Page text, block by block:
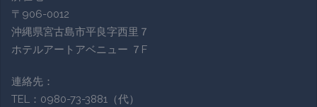
〒906-0012
沖縄県宮古島市平良字西里７
ホテルアートアベニュー ７F
連絡先：
TEL：0980-73-3881（代）